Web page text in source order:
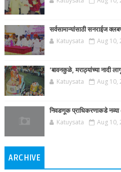
सर्वसामान्यांसाठी सनराईज
Katuysata Aug 10,
‘बावनकुळे, मराठ्यांच्या नादी
Katuysata Aug 10,
निवडणूक प्राधिकरणाकडे नव्या
Katuysata Aug 10,
ARCHIVE